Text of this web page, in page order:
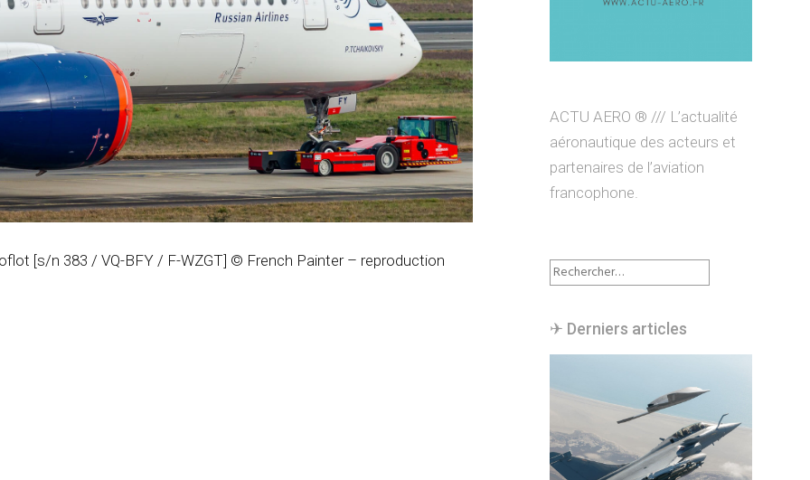
[s/n 383 / VQ-BFY / F-WZGT] © French Painter – reproduction
ACTU AERO ® /// L’actualité
aéronautique des acteurs et
partenaires de l’aviation
francophone.
Rechercher :
✈︎ Derniers articles